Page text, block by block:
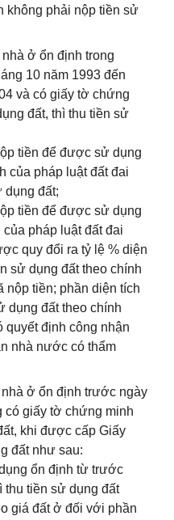
không phải nộp tiền sử
ở ổn định trong
10 năm 1993 đến
và có giấy tờ chứng
đất, thì thu tiền sử
tiền để được sử dụng
của pháp luật đất đai
dụng đất;
tiền để được sử dụng
pháp luật đất đai
quy đổi ra tỷ lệ % diện
sử dụng đất theo chính
nộp tiền; phần diện tích
dụng đất theo chính
quyết định công nhận
nhà nước có thẩm
ở ổn định trước ngày
có giấy tờ chứng minh
khi được cấp Giấy
đất như sau:
ổn định từ trước
thu tiền sử dụng đất
giá đất ở đối với phần